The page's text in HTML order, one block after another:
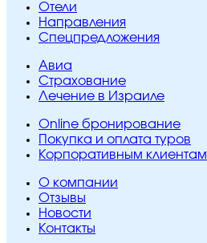
Отели
Направления
Спецпредложения
Авиа
Страхование
Лечение в Израиле
Online бронирование
Покупка и оплата туров
Корпоративным клиентам
O компании
Отзывы
Новости
Контакты